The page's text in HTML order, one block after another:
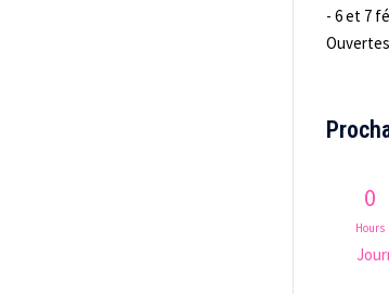
- 6 et 7
0
Hours